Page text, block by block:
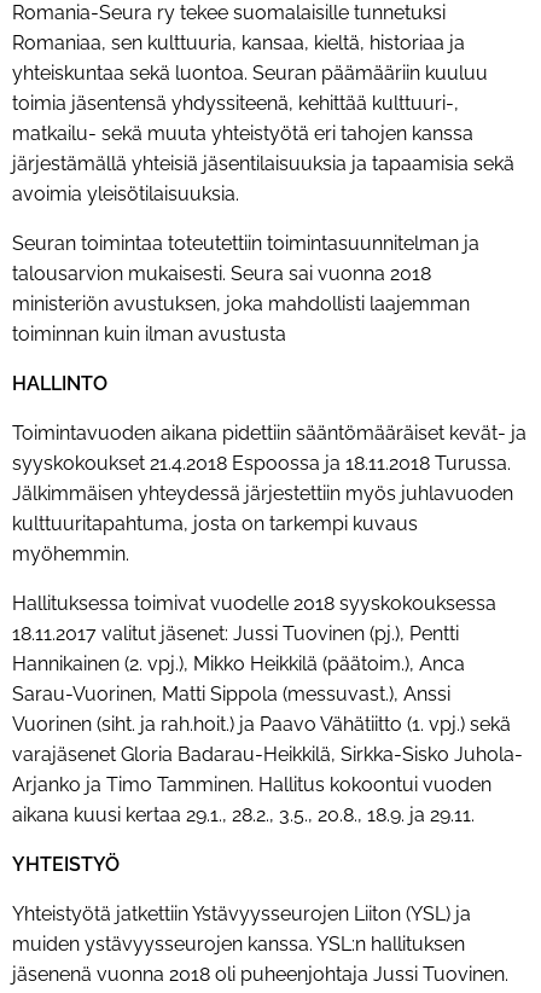
Romania-Seura ry tekee suomalaisille tunnetuksi
Romaniaa, sen kulttuuria, kansaa, kieltä, historiaa ja
yhteiskuntaa sekä luontoa. Seuran päämääriin kuuluu
toimia jäsentensä yhdyssiteenä, kehittää kulttuuri-,
matkailu- sekä muuta yhteistyötä eri tahojen kanssa
järjestämällä yhteisiä jäsentilaisuuksia ja tapaamisia sekä
avoimia yleisötilaisuuksia.
Seuran toimintaa toteutettiin toimintasuunnitelman ja
talousarvion mukaisesti. Seura sai vuonna 2018
ministeriön avustuksen, joka mahdollisti laajemman
toiminnan kuin ilman avustusta
HALLINTO
Toimintavuoden aikana pidettiin sääntömääräiset kevät- ja
syyskokoukset 21.4.2018 Espoossa ja 18.11.2018 Turussa.
Jälkimmäisen yhteydessä järjestettiin myös juhlavuoden
kulttuuritapahtuma, josta on tarkempi kuvaus
myöhemmin.
Hallituksessa toimivat vuodelle 2018 syyskokouksessa
18.11.2017 valitut jäsenet: Jussi Tuovinen (pj.), Pentti
Hannikainen (2. vpj.), Mikko Heikkilä (päätoim.), Anca
Sarau-Vuorinen, Matti Sippola (messuvast.), Anssi
Vuorinen (siht. ja rah.hoit.) ja Paavo Vähätiitto (1. vpj.) sekä
varajäsenet Gloria Badarau-Heikkilä, Sirkka-Sisko Juhola-
Arjanko ja Timo Tamminen. Hallitus kokoontui vuoden
aikana kuusi kertaa 29.1., 28.2., 3.5., 20.8., 18.9. ja 29.11.
YHTEISTYÖ
Yhteistyötä jatkettiin Ystävyysseurojen Liiton (YSL) ja
muiden ystävyysseurojen kanssa. YSL:n hallituksen
jäsenenä vuonna 2018 oli puheenjohtaja Jussi Tuovinen.